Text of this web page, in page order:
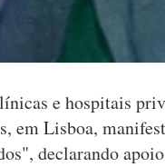
e hospitais
em Lisboa,
declarando